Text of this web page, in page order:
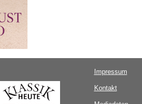
Impressum
Kontakt